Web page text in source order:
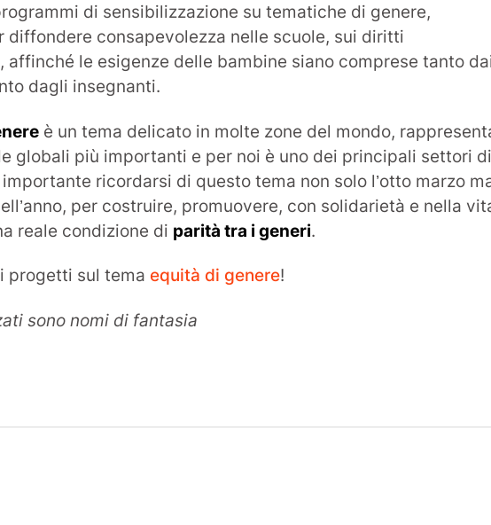
di sensibilizzazione su tematiche di genere,
diffondere consapevolezza nelle scuole, sui diritti
affinché le esigenze delle bambine siano comprese tanto
dagli insegnanti.
è un tema delicato in molte zone del mondo,
globali più importanti e per noi è uno dei principali settori di
importante ricordarsi di questo tema non solo l’otto marzo
per costruire, promuovere, con solidarietà e nella
reale condizione di parità tra i generi.
progetti sul tema equità di genere!
sono nomi di fantasia